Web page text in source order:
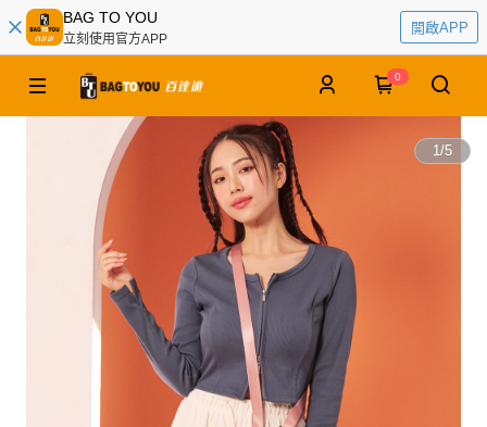
BAG TO YOU
立刻使用官方APP
開啟APP
0
1/5